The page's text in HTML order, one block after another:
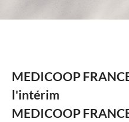
MEDICOOP
l'intérim
MEDICOOP